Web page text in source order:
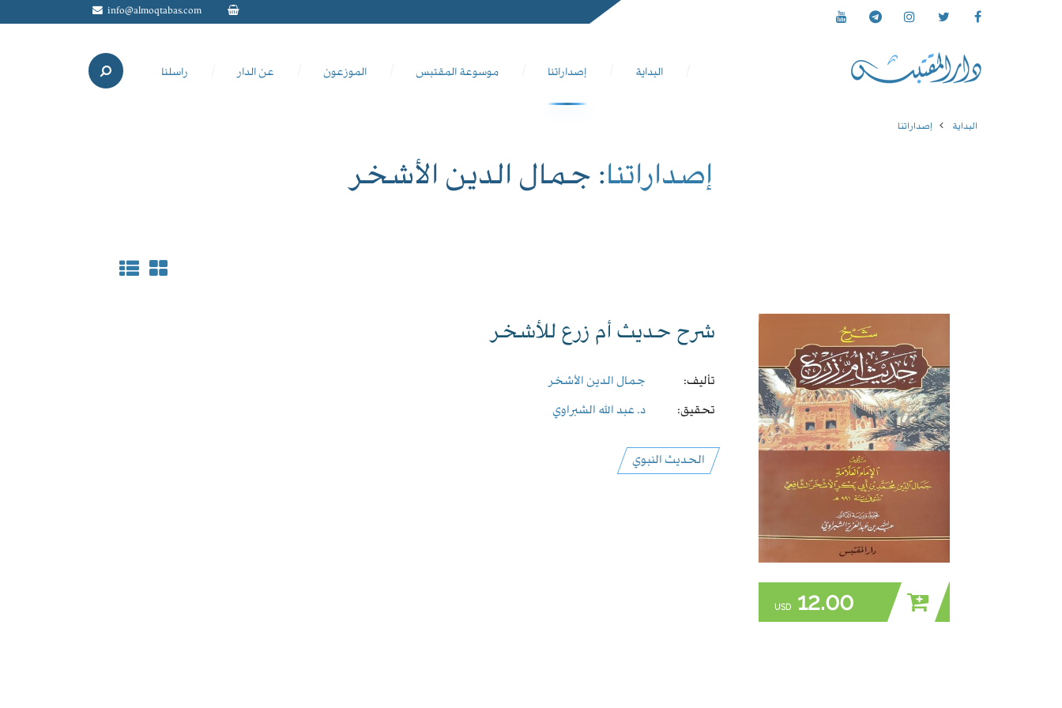
info@almoqtabas.com
البداية إصداراتنا موسوعة المقتبس الموزعون عن الدار راسلنا
البداية إصداراتنا
إصداراتنا: جمال الدين الأشخر
12.00
USD
شرح حديث أم زرع للأشخر
تأليف:
جمال الدين الأشخر
تحقيق:
د. عبد الله الشبراوي
الحديث النبوي